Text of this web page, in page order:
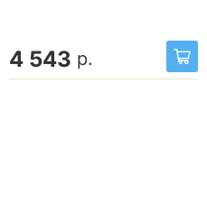
4 543 р.